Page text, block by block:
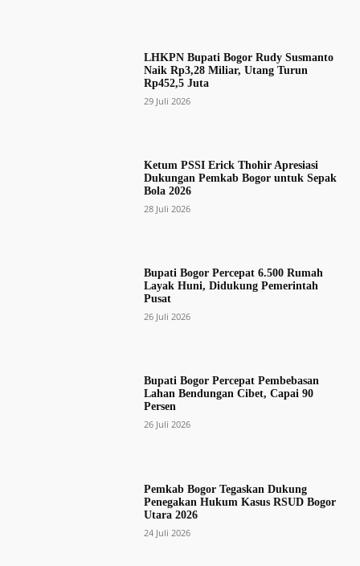
LHKPN Bupati Bogor Rudy Susmanto
Naik Rp3,28 Miliar, Utang Turun
Rp452,5 Juta
29 Juli 2026
Ketum PSSI Erick Thohir Apresiasi
Dukungan Pemkab Bogor untuk Sepak
Bola 2026
28 Juli 2026
Bupati Bogor Percepat 6.500 Rumah
Layak Huni, Didukung Pemerintah
Pusat
26 Juli 2026
Bupati Bogor Percepat Pembebasan
Lahan Bendungan Cibet, Capai 90
Persen
26 Juli 2026
Pemkab Bogor Tegaskan Dukung
Penegakan Hukum Kasus RSUD Bogor
Utara 2026
24 Juli 2026